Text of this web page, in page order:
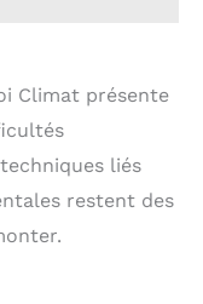
Climat présente
liés
restent des